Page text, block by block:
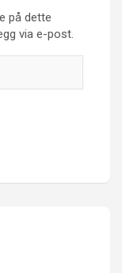
på dette
via e-post.